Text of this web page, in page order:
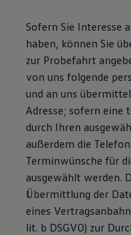
Sofern Sie Interesse
haben, können Sie
zur Probefahrt
von uns folgende
und an uns
Adresse; sofern eine
durch Ihren
außerdem die
Terminwünsche für
ausgewählt werden.
Übermittlung der
eines
lit. b DSGVO) zur